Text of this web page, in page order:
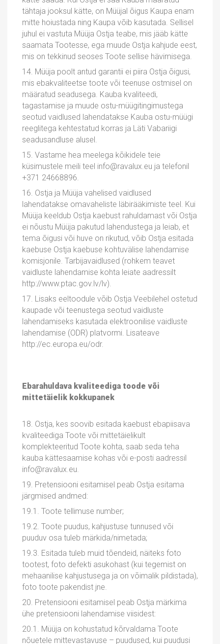
tähtaja jooksul kätte, on Müüjal õigus Kaupa enam
mitte hoiustada ning Kaupa võib kasutada. Sellisel
juhul ei vastuta Müüja Ostja teabe, mis jääb kätte
saamata Tootesse, ega muude Ostja kahjude eest,
mis on tekkinud seoses Toote sellise hävimisega.
14. Müüja poolt antud garantii ei piira Ostja õigusi,
mis ebakvaliteetse toote või teenuse ostmisel on
määratud seadusega. Kauba kvaliteedi,
tagastamise ja muude ostu-müügitingimustega
seotud vaidlused lahendatakse Kauba ostu-müügi
reeglitega kehtestatud korras ja Läti Vabariigi
seadusandluse alusel.
15. Vastame hea meelega kõikidele teie
küsimustele meili teel info@ravalux.eu ja telefonil
+371 24668896.
16. Ostja ja Müüja vahelised vaidlused
lahendatakse omavaheliste läbirääkimiste teel. Kui
Müüja keeldub Ostja kaebust rahuldamast või Ostja
ei nõustu Müüja pakutud lahendustega ja leiab, et
tema õigusi või huve on rikutud, võib Ostja esitada
kaebuse Ostja kaebuse kohtuvälise lahendamise
komisjonile. Tarbijavaidlused (rohkem teavet
vaidluste lahendamise kohta leiate aadressilt
http://www.ptac.gov.lv/lv).
17. Lisaks eeltoodule võib Ostja Veebilehel ostetud
kaupade või teenustega seotud vaidluste
lahendamiseks kasutada elektroonilise vaidluste
lahendamise (ODR) platvormi. Lisateave
http://ec.europa.eu/odr.
Ebarahuldava kvaliteediga toode või
mittetäielik kokkupanek
18. Ostja, kes soovib esitada kaebust ebapiisava
kvaliteediga Toote või mittetäielikult
komplekteeritud Toote kohta, saab seda teha
kauba kättesaamise kohas või e-posti aadressil
info@ravalux.eu.
19. Pretensiooni esitamisel peab Ostja esitama
järgmised andmed:
19.1. Toote tellimuse number;
19.2. Toote puudus, kahjustuse tunnused või
puuduv osa tuleb märkida/nimetada;
19.3. Esitada tuleb muid tõendeid, näiteks foto
tootest, foto defekti asukohast (kui tegemist on
mehaanilise kahjustusega ja on võimalik pildistada),
foto toote pakendist jne.
20. Pretensiooni esitamisel peab Ostja märkima
ühe pretensiooni lahendamise viisidest:
20.1. Müüja on kohustatud kõrvaldama Toote
nõuetele mittevastavuse – puudused, kui puudusi